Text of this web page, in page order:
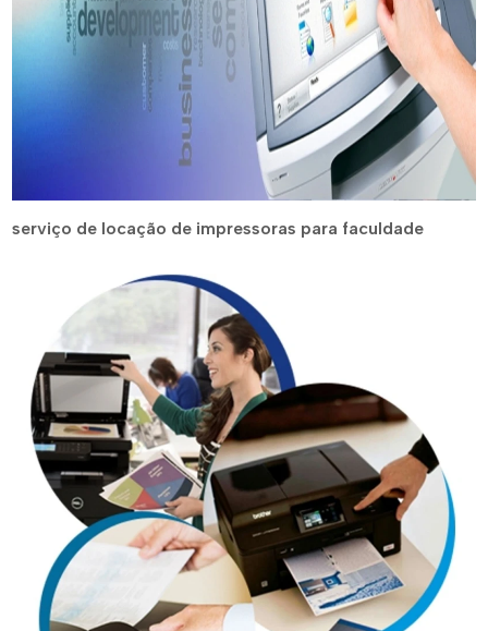
serviço de locação de impressoras para faculdade